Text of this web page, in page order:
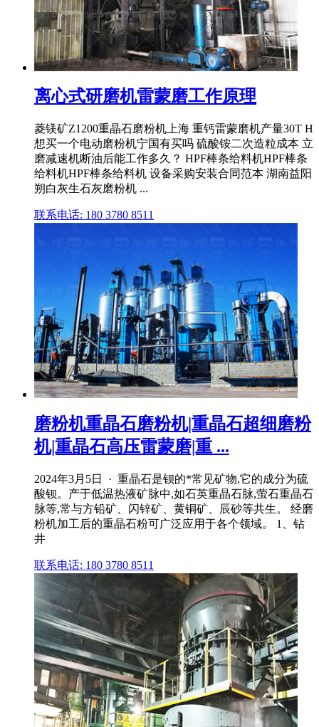
离心式研磨机雷蒙磨工作原理
菱镁矿Z1200重晶石磨粉机上海 重钙雷蒙磨机产量30T H
想买一个电动磨粉机宁国有买吗 硫酸铵二次造粒成本 立
磨减速机断油后能工作多久？ HPF棒条给料机HPF棒条
给料机HPF棒条给料机 设备采购安装合同范本 湖南益阳
朔白灰生石灰磨粉机 ...
联系电话: 180 3780 8511
磨粉机重晶石磨粉机|重晶石超细磨粉
机|重晶石高压雷蒙磨|重 ...
2024年3月5日 · 重晶石是钡的*常见矿物,它的成分为硫
酸钡。产于低温热液矿脉中,如石英重晶石脉,萤石重晶石
脉等,常与方铅矿、闪锌矿、黄铜矿、辰砂等共生。 经磨
粉机加工后的重晶石粉可广泛应用于各个领域。 1、钻
井
联系电话: 180 3780 8511